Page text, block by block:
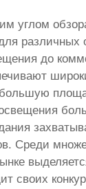
углом
различных
до
Среди
своих